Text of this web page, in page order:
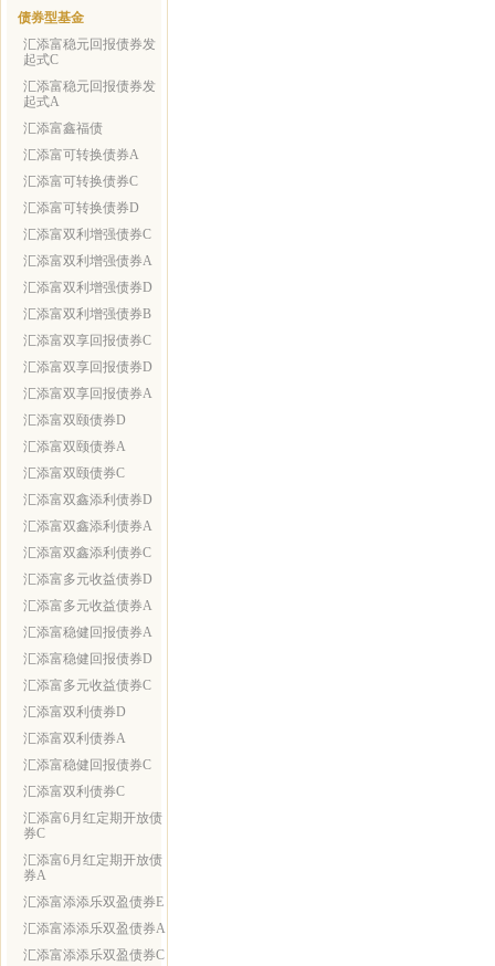
债券型基金
汇添富稳元回报债券发
起式C
汇添富稳元回报债券发
起式A
汇添富鑫福债
汇添富可转换债券A
汇添富可转换债券C
汇添富可转换债券D
汇添富双利增强债券C
汇添富双利增强债券A
汇添富双利增强债券D
汇添富双利增强债券B
汇添富双享回报债券C
汇添富双享回报债券D
汇添富双享回报债券A
汇添富双颐债券D
汇添富双颐债券A
汇添富双颐债券C
汇添富双鑫添利债券D
汇添富双鑫添利债券A
汇添富双鑫添利债券C
汇添富多元收益债券D
汇添富多元收益债券A
汇添富稳健回报债券A
汇添富稳健回报债券D
汇添富多元收益债券C
汇添富双利债券D
汇添富双利债券A
汇添富稳健回报债券C
汇添富双利债券C
汇添富6月红定期开放债
券C
汇添富6月红定期开放债
券A
汇添富添添乐双盈债券E
汇添富添添乐双盈债券A
汇添富添添乐双盈债券C